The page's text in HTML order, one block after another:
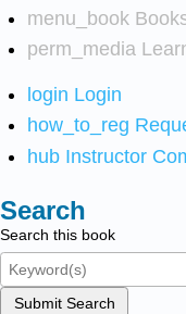
menu_book
perm_media
login Login
how_to_reg
hub Instructor
Search
Search this book
Submit Search